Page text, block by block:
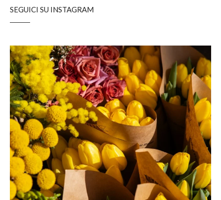
SEGUICI SU INSTAGRAM